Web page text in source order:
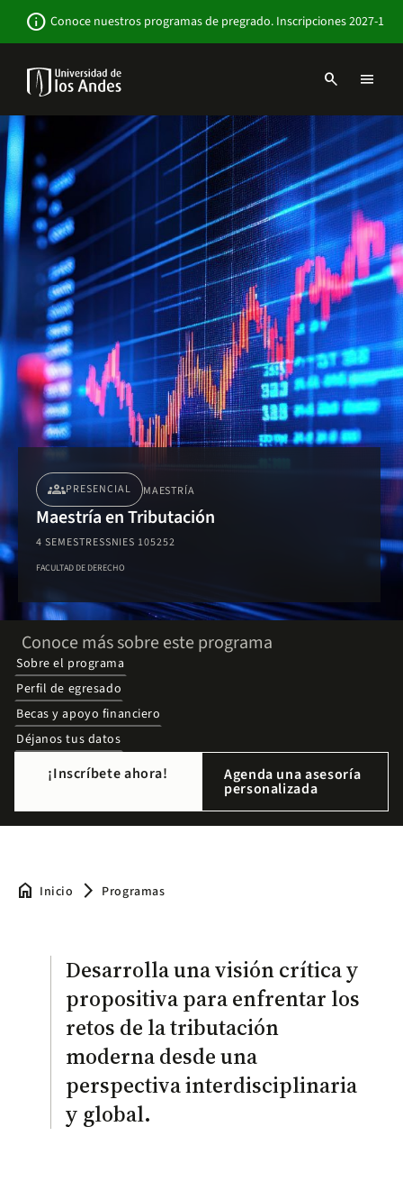
contenido
info Conoce nuestros programas de pregrado. Inscripciones 2027-1
Navbar
-
Institucional
search menu
groupsPRESENCIAL MAESTRÍA
Maestría en Tributación
4 SEMESTRESSNIES 105252
FACULTAD DE DERECHO
Conoce más sobre este programa
Sobre el programa
Perfil de egresado
Becas y apoyo financiero
Déjanos tus datos
¡Inscríbete ahora! Agenda una asesoría
personalizada
home Inicio arrow_forward_ios Programas
Desarrolla una visión crítica y
propositiva para enfrentar los
retos de la tributación
moderna desde una
perspectiva interdisciplinaria
y global.